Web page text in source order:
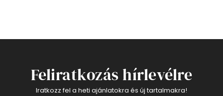
Feliratkozás hírlevélre
Iratkozz fel a heti ajánlatokra és új tartalmakra!